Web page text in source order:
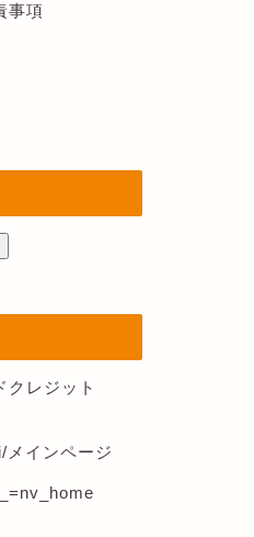
事項
クレジット
インページ